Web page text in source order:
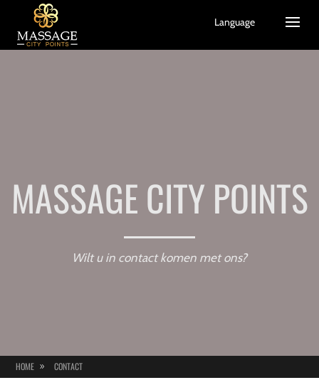
MASSAGE CITY POINTS
Wilt u in contact komen met ons?
HOME CONTACT
Language